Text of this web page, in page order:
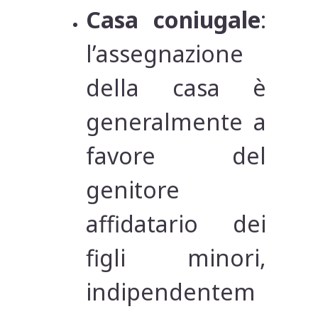
Casa coniugale:
l’assegnazione
della casa è
generalmente a
favore del
genitore
affidatario dei
figli minori,
indipendentem